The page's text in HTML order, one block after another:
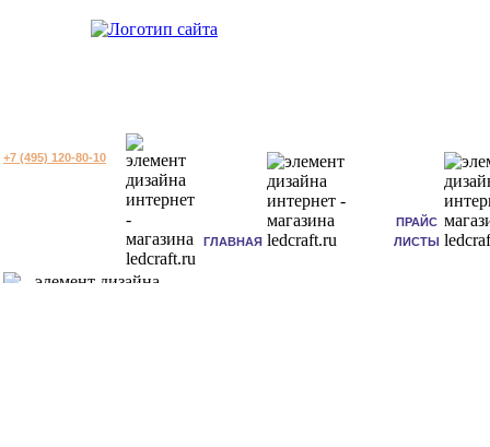
+7 (495) 120-80-10
ГЛАВНАЯ
ПРАЙС
ЛИСТЫ